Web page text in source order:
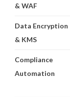
& WAF
Data Encryption
& KMS
Compliance
Automation